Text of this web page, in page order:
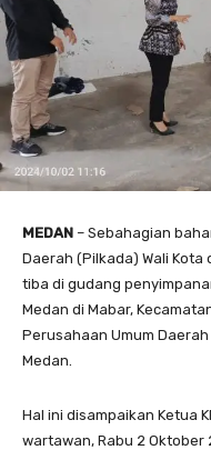
MEDAN – Sebahagian
Daerah (Pilkada) Wali Kota
tiba di gudang
Medan di Mabar,
Perusahaan Umum
Medan.
Hal ini disampaikan Ketua
wartawan, Rabu 2 Oktober